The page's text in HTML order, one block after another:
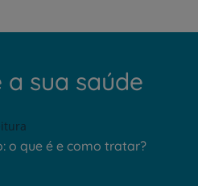
a sua saúde
o que é e como tratar?